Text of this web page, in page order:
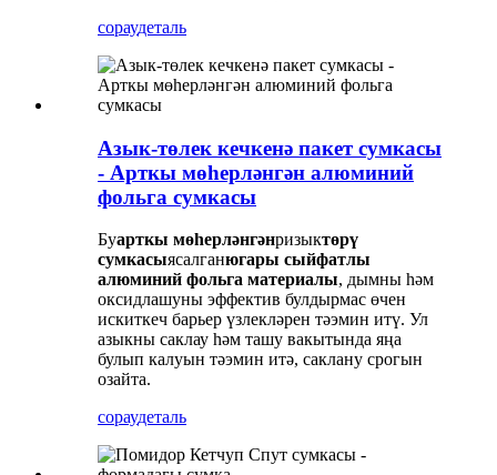
сораудеталь
Азык-төлек кечкенә пакет сумкасы
- Арткы мөһерләнгән алюминий
фольга сумкасы
Буарткы мөһерләнгәнризыктөрү
сумкасыясалганюгары сыйфатлы
алюминий фольга материалы, дымны һәм
оксидлашуны эффектив булдырмас өчен
искиткеч барьер үзлекләрен тәэмин итү. Ул
азыкны саклау һәм ташу вакытында яңа
булып калуын тәэмин итә, саклану срогын
озайта.
сораудеталь